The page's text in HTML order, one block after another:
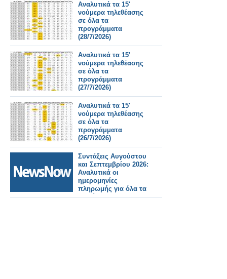
Αναλυτικά τα 15'
νούμερα τηλεθέασης
σε όλα τα
προγράμματα
(28/7/2026)
Αναλυτικά τα 15'
νούμερα τηλεθέασης
σε όλα τα
προγράμματα
(27/7/2026)
Αναλυτικά τα 15'
νούμερα τηλεθέασης
σε όλα τα
προγράμματα
(26/7/2026)
Συντάξεις Αυγούστου
και Σεπτεμβρίου 2026:
Αναλυτικά οι
ημερομηνίες
πληρωμής για όλα τα
Ταμεία.